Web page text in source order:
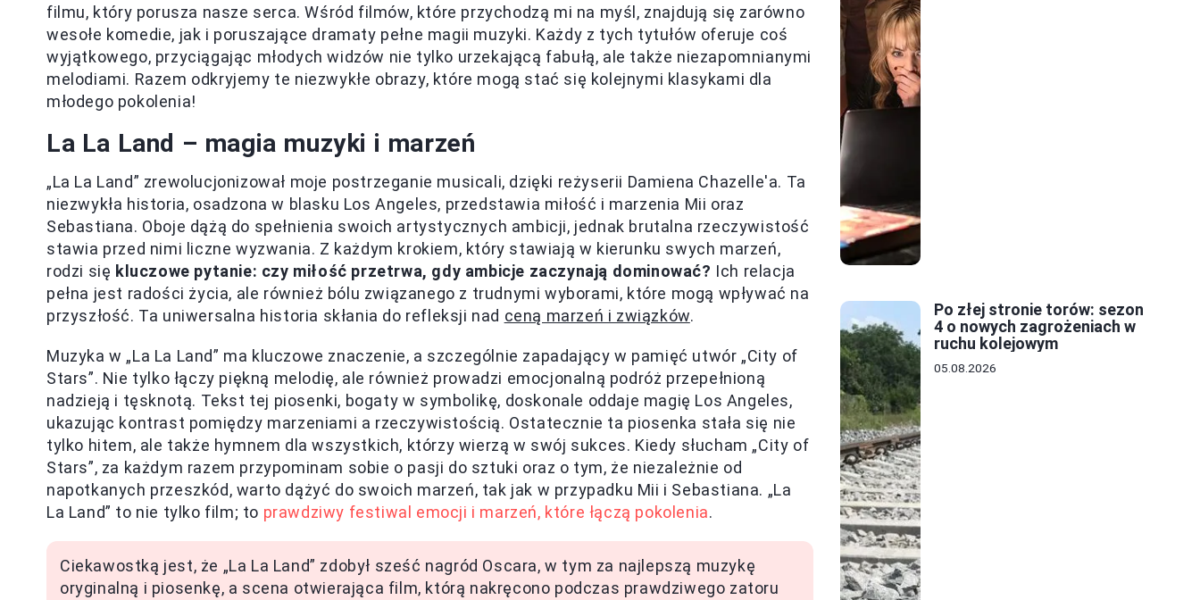
filmu, który porusza nasze serca. Wśród filmów, które przychodzą mi na myśl, znajdują się zarówno
wesołe komedie, jak i poruszające dramaty pełne magii muzyki. Każdy z tych tytułów oferuje coś
wyjątkowego, przyciągając młodych widzów nie tylko urzekającą fabułą, ale także niezapomnianymi
melodiami. Razem odkryjemy te niezwykłe obrazy, które mogą stać się kolejnymi klasykami dla
młodego pokolenia!
La La Land – magia muzyki i marzeń
„La La Land” zrewolucjonizował moje postrzeganie musicali, dzięki reżyserii Damiena Chazelle'a. Ta
niezwykła historia, osadzona w blasku Los Angeles, przedstawia miłość i marzenia Mii oraz
Sebastiana. Oboje dążą do spełnienia swoich artystycznych ambicji, jednak brutalna rzeczywistość
stawia przed nimi liczne wyzwania. Z każdym krokiem, który stawiają w kierunku swych marzeń,
rodzi się kluczowe pytanie: czy miłość przetrwa, gdy ambicje zaczynają dominować? Ich relacja
pełna jest radości życia, ale również bólu związanego z trudnymi wyborami, które mogą wpływać na
przyszłość. Ta uniwersalna historia skłania do refleksji nad ceną marzeń i związków.
Muzyka w „La La Land” ma kluczowe znaczenie, a szczególnie zapadający w pamięć utwór „City of
Stars”. Nie tylko łączy piękną melodię, ale również prowadzi emocjonalną podróż przepełnioną
nadzieją i tęsknotą. Tekst tej piosenki, bogaty w symbolikę, doskonale oddaje magię Los Angeles,
ukazując kontrast pomiędzy marzeniami a rzeczywistością. Ostatecznie ta piosenka stała się nie
tylko hitem, ale także hymnem dla wszystkich, którzy wierzą w swój sukces. Kiedy słucham „City of
Stars”, za każdym razem przypominam sobie o pasji do sztuki oraz o tym, że niezależnie od
napotkanych przeszkód, warto dążyć do swoich marzeń, tak jak w przypadku Mii i Sebastiana. „La
La Land” to nie tylko film; to prawdziwy festiwal emocji i marzeń, które łączą pokolenia.
Ciekawostką jest, że „La La Land” zdobył sześć nagród Oscara, w tym za najlepszą muzykę
oryginalną i piosenkę, a scena otwierająca film, którą nakręcono podczas prawdziwego zatoru
Po złej stronie torów: sezon
4 o nowych zagrożeniach w
ruchu kolejowym
05.08.2026